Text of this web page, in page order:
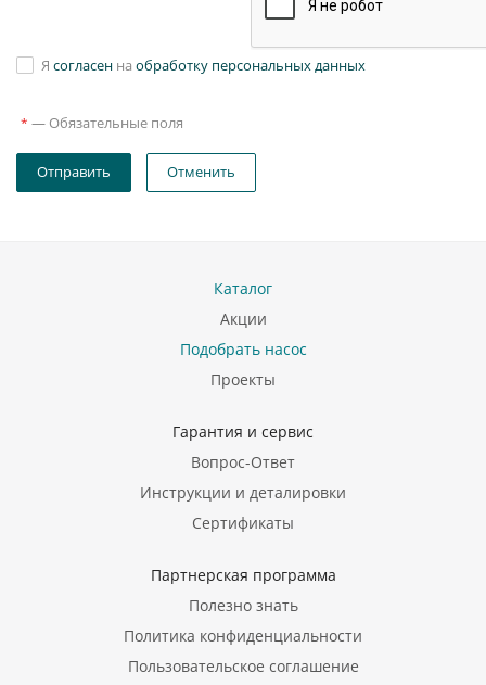
Я согласен на обработку персональных данных
* — Обязательные поля
Отправить Отменить
Каталог
Акции
Подобрать насос
Проекты
Гарантия и сервис
Вопрос-Ответ
Инструкции и деталировки
Сертификаты
Партнерская программа
Полезно знать
Политика конфиденциальности
Пользовательское соглашение